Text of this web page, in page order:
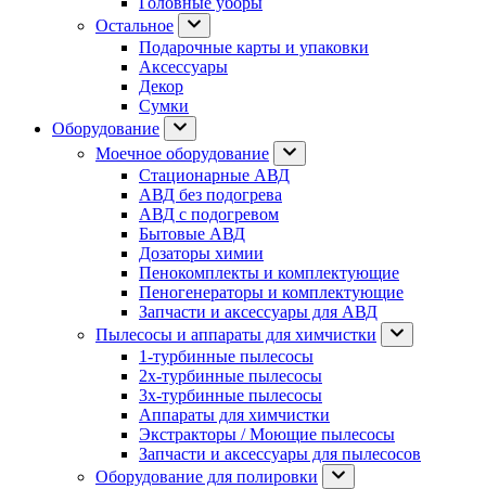
Остальное
Подарочные карты и упаковки
Аксессуары
Декор
Сумки
Оборудование
Моечное оборудование
Стационарные АВД
АВД без подогрева
АВД с подогревом
Бытовые АВД
Дозаторы химии
Пенокомплекты и комплектующие
Пеногенераторы и комплектующие
Запчасти и аксессуары для АВД
Пылесосы и аппараты для химчистки
1-турбинные пылесосы
2х-турбинные пылесосы
3х-турбинные пылесосы
Аппараты для химчистки
Экстракторы / Моющие пылесосы
Запчасти и аксессуары для пылесосов
Оборудование для полировки